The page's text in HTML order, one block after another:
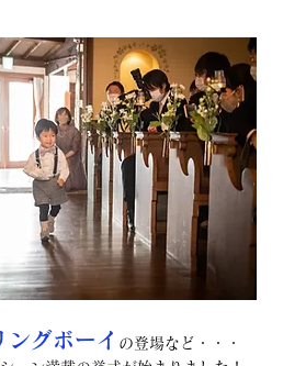
ングボーイ の登場など・・・